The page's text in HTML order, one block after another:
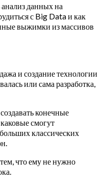
данных на
с Big Data и как
выжимки из массивов
и создание технологии
или сама разработка,
конечные
смогут
классических
что ему не нужно